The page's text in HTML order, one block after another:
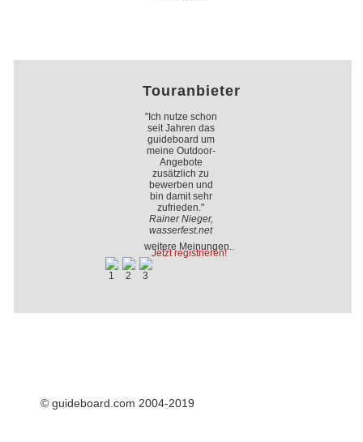
Touranbieter
"Ich nutze schon
seit Jahren das
guideboard um
meine Outdoor-
Angebote
zusätzlich zu
bewerben und
bin damit sehr
zufrieden."
Rainer Nieger,
wasserfest.net
Jetzt registrieren!
weitere Meinungen..
© guideboard.com 2004-2019